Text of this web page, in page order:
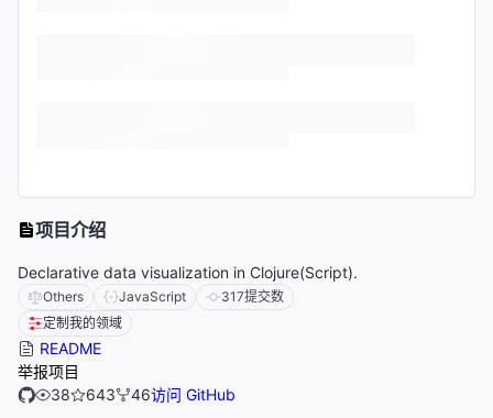
项目介绍
Declarative data visualization in Clojure(Script).
Others JavaScript 317提交数
定制我的领域
README
举报项目
38
643 46访问 GitHub